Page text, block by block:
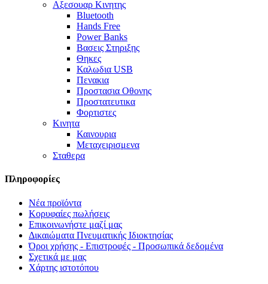
Αξεσουαρ Κινητης
Bluetooth
Hands Free
Power Banks
Βασεις Στηριξης
Θηκες
Καλωδια USB
Πενακια
Προστασια Οθονης
Προστατευτικα
Φορτιστες
Κινητα
Καινουρια
Μεταχειρισμενα
Σταθερα
Πληροφορίες
Νέα προϊόντα
Κορυφαίες πωλήσεις
Επικοινωνήστε μαζί μας
Δικαιώματα Πνευματικής Ιδιοκτησίας
Όροι χρήσης - Επιστροφές - Προσωπικά δεδομένα
Σχετικά με μας
Χάρτης ιστοτόπου